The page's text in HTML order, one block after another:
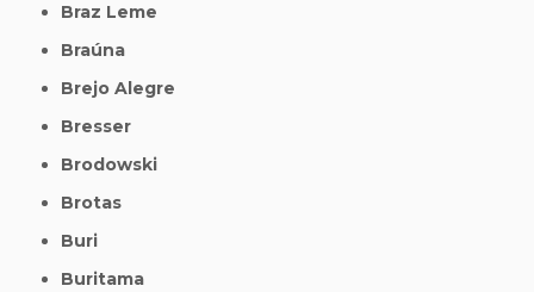
Braz Leme
Braúna
Brejo Alegre
Bresser
Brodowski
Brotas
Buri
Buritama